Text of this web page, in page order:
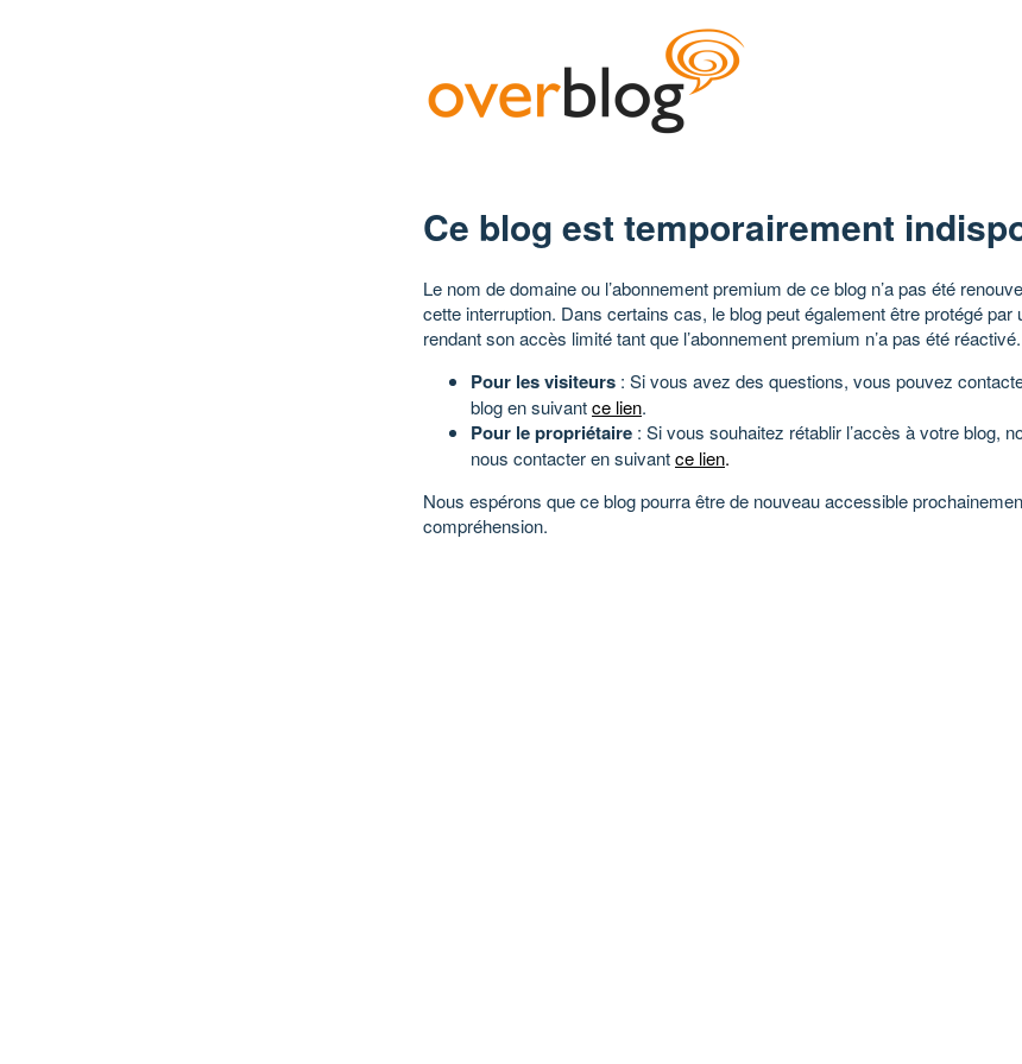
Ce blog est temporairement
Le nom de domaine ou l’abonnement premium de ce blog n’a pas été
cette interruption. Dans certains cas, le blog peut également être protégé par
rendant son accès limité tant que l’abonnement premium n’a pas été réactivé.
Pour les visiteurs : Si vous avez des questions, vous pouvez
blog en suivantce lien.
Pour le propriétaire : Si vous souhaitez rétablir l’accès à votre blog,
nous contacter en suivantce lien.
Nous espérons que ce blog pourra être de nouveau accessible
compréhension.